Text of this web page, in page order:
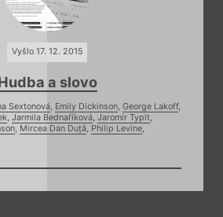
Vyšlo 17. 12. 2015
a slovo
Sextonová, Emily Dickinson, George Lakoff,
, Jarmila Bednaříková, Jaromír Typlt,
, Mircea Dan Duță, Philip Levine,